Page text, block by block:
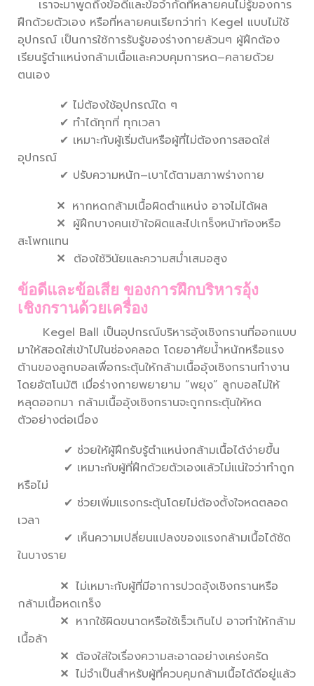
เราจะมาพูดถึงข้อดีและข้อจำกัดที่หลายคนไม่รู้ของการ
ฝึกด้วยตัวเอง หรือที่หลายคนเรียกว่าท่า Kegel แบบไม่ใช้
อุปกรณ์ เป็นการใช้การรับรู้ของร่างกายล้วนๆ ผู้ฝึกต้อง
เรียนรู้ตำแหน่งกล้ามเนื้อและควบคุมการหด–คลายด้วย
ตนเอง
✔ ไม่ต้องใช้อุปกรณ์ใด ๆ
✔ ทำได้ทุกที่ ทุกเวลา
✔ เหมาะกับผู้เริ่มต้นหรือผู้ที่ไม่ต้องการสอดใส่
อุปกรณ์
✔ ปรับความหนัก–เบาได้ตามสภาพร่างกาย
✕ หากหดกล้ามเนื้อผิดตำแหน่ง อาจไม่ได้ผล
✕ ผู้ฝึกบางคนเข้าใจผิดและไปเกร็งหน้าท้องหรือ
สะโพกแทน
✕ ต้องใช้วินัยและความสม่ำเสมอสูง
ข้อดีและข้อเสีย ของการฝึกบริหารอุ้ง
เชิงกรานด้วยเครื่อง
Kegel Ball เป็นอุปกรณ์บริหารอุ้งเชิงกรานที่ออกแบบ
มาให้สอดใส่เข้าไปในช่องคลอด โดยอาศัยน้ำหนักหรือแรง
ต้านของลูกบอลเพื่อกระตุ้นให้กล้ามเนื้ออุ้งเชิงกรานทำงาน
โดยอัตโนมัติ เมื่อร่างกายพยายาม “พยุง” ลูกบอลไม่ให้
หลุดออกมา กล้ามเนื้ออุ้งเชิงกรานจะถูกกระตุ้นให้หด
ตัวอย่างต่อเนื่อง
✔ ช่วยให้ผู้ฝึกรับรู้ตำแหน่งกล้ามเนื้อได้ง่ายขึ้น
✔ เหมาะกับผู้ที่ฝึกด้วยตัวเองแล้วไม่แน่ใจว่าทำถูก
หรือไม่
✔ ช่วยเพิ่มแรงกระตุ้นโดยไม่ต้องตั้งใจหดตลอด
เวลา
✔ เห็นความเปลี่ยนแปลงของแรงกล้ามเนื้อได้ชัด
ในบางราย
✕ ไม่เหมาะกับผู้ที่มีอาการปวดอุ้งเชิงกรานหรือ
กล้ามเนื้อหดเกร็ง
✕ หากใช้ผิดขนาดหรือใช้เร็วเกินไป อาจทำให้กล้าม
เนื้อล้า
✕ ต้องใส่ใจเรื่องความสะอาดอย่างเคร่งครัด
✕ ไม่จำเป็นสำหรับผู้ที่ควบคุมกล้ามเนื้อได้ดีอยู่แล้ว